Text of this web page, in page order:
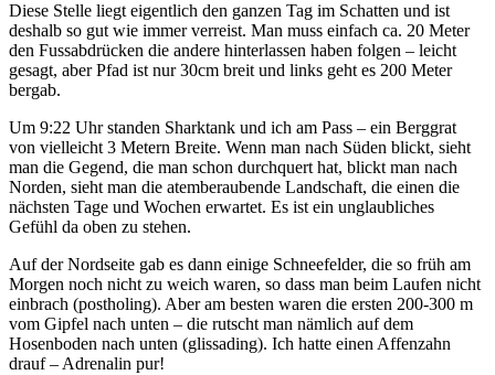
Diese Stelle liegt eigentlich den ganzen Tag im Schatten und ist
deshalb so gut wie immer verreist. Man muss einfach ca. 20 Meter
den Fussabdrücken die andere hinterlassen haben folgen – leicht
gesagt, aber Pfad ist nur 30cm breit und links geht es 200 Meter
bergab.
Um 9:22 Uhr standen Sharktank und ich am Pass – ein Berggrat
von vielleicht 3 Metern Breite. Wenn man nach Süden blickt, sieht
man die Gegend, die man schon durchquert hat, blickt man nach
Norden, sieht man die atemberaubende Landschaft, die einen die
nächsten Tage und Wochen erwartet. Es ist ein unglaubliches
Gefühl da oben zu stehen.
Auf der Nordseite gab es dann einige Schneefelder, die so früh am
Morgen noch nicht zu weich waren, so dass man beim Laufen nicht
einbrach (postholing). Aber am besten waren die ersten 200-300 m
vom Gipfel nach unten – die rutscht man nämlich auf dem
Hosenboden nach unten (glissading). Ich hatte einen Affenzahn
drauf – Adrenalin pur!